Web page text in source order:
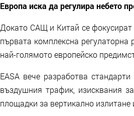
Европа иска да регулира небето
Докато САЩ и Китай се фокусират
първата комплексна
най-голямото европейско
EASA вече разработва
въздушния трафик, изисквания
площадки за вертикално излитане